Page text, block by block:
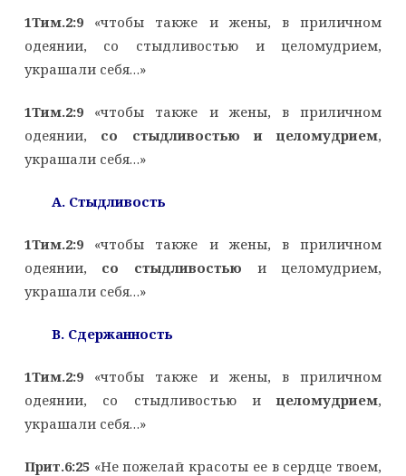
1Тим.2:9«чтобы также и жены, в приличном
одеянии, со стыдливостью и целомудрием,
украшали себя…»
1Тим.2:9«чтобы также и жены, в приличном
одеянии, со стыдливостью и целомудрием,
украшали себя…»
A. Стыдливость
1Тим.2:9«чтобы также и жены, в приличном
одеянии, со стыдливостью и целомудрием,
украшали себя…»
B. Сдержанность
1Тим.2:9«чтобы также и жены, в приличном
одеянии, со стыдливостью ицеломудрием,
украшали себя…»
Прит.6:25«Не пожелай красоты ее в сердце твоем,